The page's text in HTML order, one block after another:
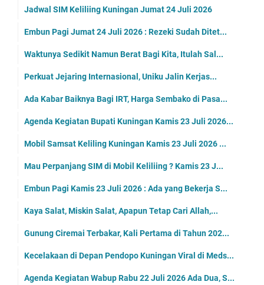
Jadwal SIM Keliliing Kuningan Jumat 24 Juli 2026
Embun Pagi Jumat 24 Juli 2026 : Rezeki Sudah Ditet...
Waktunya Sedikit Namun Berat Bagi Kita, Itulah Sal...
Perkuat Jejaring Internasional, Uniku Jalin Kerjas...
Ada Kabar Baiknya Bagi IRT, Harga Sembako di Pasa...
Agenda Kegiatan Bupati Kuningan Kamis 23 Juli 2026...
Mobil Samsat Keliling Kuningan Kamis 23 Juli 2026 ...
Mau Perpanjang SIM di Mobil Keliliing ? Kamis 23 J...
Embun Pagi Kamis 23 Juli 2026 : Ada yang Bekerja S...
Kaya Salat, Miskin Salat, Apapun Tetap Cari Allah,...
Gunung Ciremai Terbakar, Kali Pertama di Tahun 202...
Kecelakaan di Depan Pendopo Kuningan Viral di Meds...
Agenda Kegiatan Wabup Rabu 22 Juli 2026 Ada Dua, S...